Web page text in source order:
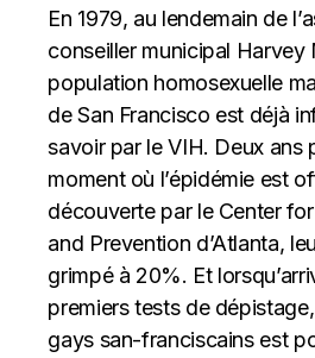
En 1979, au lendemain de
conseiller municipal Harvey
population homosexuelle
de San Francisco est déjà
savoir par le VIH. Deux ans
moment où l’épidémie est
découverte par le Center
and Prevention d’Atlanta,
grimpé à 20%. Et
premiers tests de
gays san-franciscains est